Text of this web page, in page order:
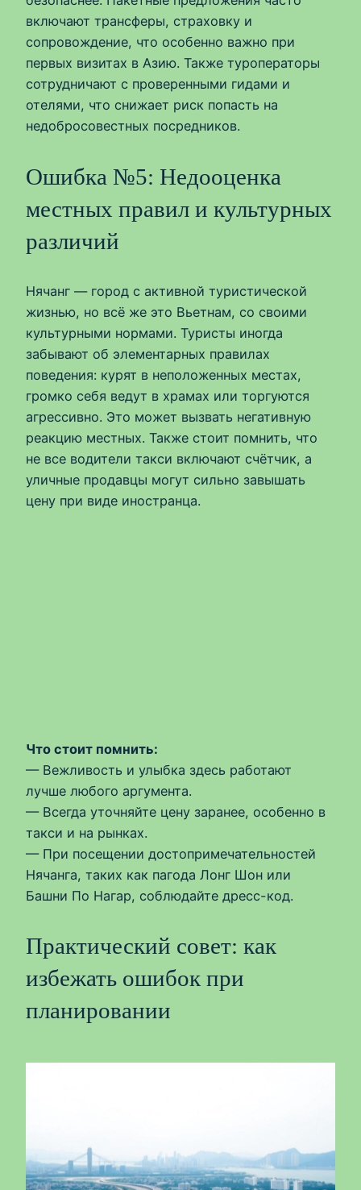
включают трансферы, страховку и
сопровождение, что особенно важно при
первых визитах в Азию. Также туроператоры
сотрудничают с проверенными гидами и
отелями, что снижает риск попасть на
недобросовестных посредников.
Ошибка №5: Недооценка
местных правил и культурных
различий
Нячанг — город с активной туристической
жизнью, но всё же это Вьетнам, со своими
культурными нормами. Туристы иногда
забывают об элементарных правилах
поведения: курят в неположенных местах,
громко себя ведут в храмах или торгуются
агрессивно. Это может вызвать негативную
реакцию местных. Также стоит помнить, что
не все водители такси включают счётчик, а
уличные продавцы могут сильно завышать
цену при виде иностранца.
Что стоит помнить:
— Вежливость и улыбка здесь работают
лучше любого аргумента.
— Всегда уточняйте цену заранее, особенно в
такси и на рынках.
— При посещении достопримечательностей
Нячанга, таких как пагода Лонг Шон или
Башни По Нагар, соблюдайте дресс-код.
Практический совет: как
избежать ошибок при
планировании